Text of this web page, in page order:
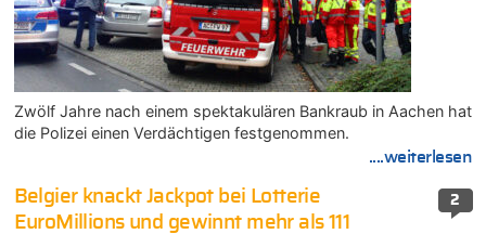
Zwölf Jahre nach einem spektakulären Bankraub in Aachen hat
die Polizei einen Verdächtigen festgenommen.
....weiterlesen
2
Belgier knackt Jackpot bei Lotterie
EuroMillions und gewinnt mehr als 111